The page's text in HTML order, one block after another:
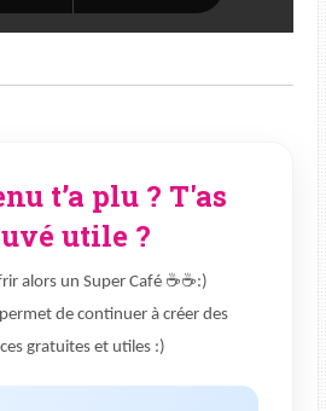
t’a plu ? T'as
utile ?
alors un Super Café ☕☕:)
de continuer à créer des
gratuites et utiles :)